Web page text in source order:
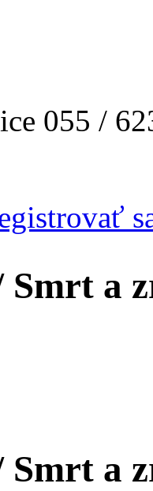
055 /
Smrt a
Smrt a